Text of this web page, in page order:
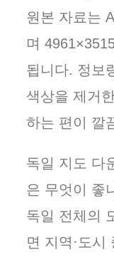
원본 자료는
며
됩니다. 정보
색상을 제거
하는 편이 깔
독일 지도 다
은 무엇이 좋
독일 전체의
면 지역·도시